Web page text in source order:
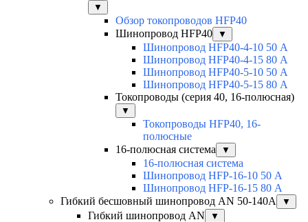
▼
Обзор токопроводов HFP40
Шинопровод HFP40
▼
Шинопровод HFP40-4-10 50 А
Шинопровод HFP40-4-15 80 А
Шинопровод HFP40-5-10 50 А
Шинопровод HFP40-5-15 80 А
Токопроводы (серия 40, 16-полюсная)
▼
Токопроводы HFP40, 16-
полюсные
16-полюсная система
▼
16-полюсная система
Шинопровод HFP-16-10 50 А
Шинопровод HFP-16-15 80 А
Гибкий бесшовный шинопровод AN 50-140А
▼
Гибкий шинопровод AN ▼